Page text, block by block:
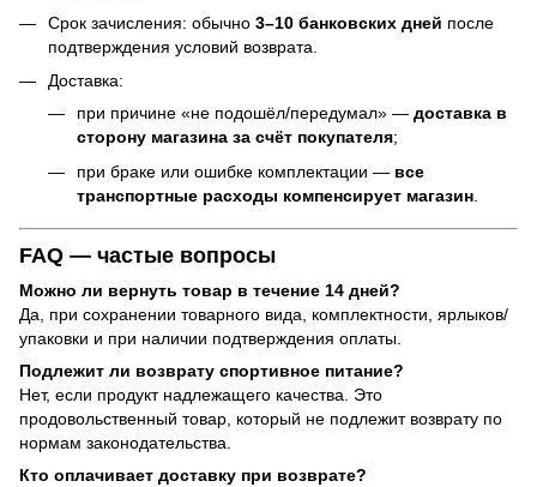
Срок зачисления: обычно 3–10 банковских дней после
подтверждения условий возврата.
Доставка:
при причине «не подошёл/передумал» — доставка в
сторону магазина за счёт покупателя;
при браке или ошибке комплектации — все
транспортные расходы компенсирует магазин
FAQ — частые вопросы
Можно ли вернуть товар в течение 14 дней?
Да, при сохранении товарного вида, комплектности, ярлыков/
упаковки и при наличии подтверждения оплаты.
Подлежит ли возврату спортивное питание?
Нет, если продукт надлежащего качества. Это
продовольственный товар, который не подлежит возврату по
нормам законодательства.
Кто оплачивает доставку при возврате?